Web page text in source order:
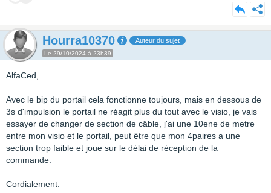
Hourra10370 Auteur du sujet
Le 29/10/2024 à 23h39
AlfaCed,
Avec le bip du portail cela fonctionne toujours, mais en dessous de
3s d'impulsion le portail ne réagit plus du tout avec le visio, je vais
essayer de changer de section de câble, j'ai une 10ene de metre
entre mon visio et le portail, peut être que mon 4paires a une
section trop faible et joue sur le délai de réception de la
commande.
Cordialement.